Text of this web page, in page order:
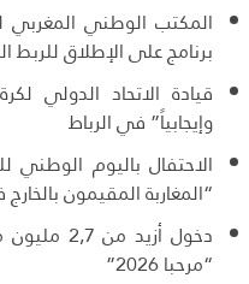
المكتب الوطني المغربي
برنامج على الإطلاق للربط
قيادة الاتحاد الدولي
وإيجابياً” في الرباط
الاحتفال باليوم الوطني
“المغاربة المقيمون بالخارج
دخول
“مرحبا 2026”